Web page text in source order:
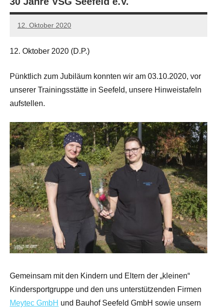
12. Oktober 2020
carl
12. Oktober 2020 (D.P.)
Pünktlich zum Jubiläum konnten wir am 03.10.2020, vor
unserer Trainingsstätte in Seefeld, unsere Hinweistafeln
aufstellen.
Gemeinsam mit den Kindern und Eltern der „kleinen“
Kindersportgruppe und den uns unterstützenden Firmen
Meytec GmbH und Bauhof Seefeld GmbH sowie unsern